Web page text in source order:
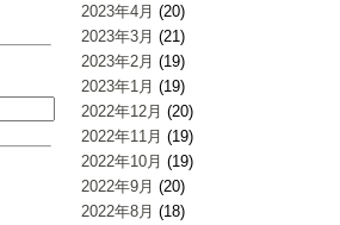
2023年4月 (20)
2023年3月 (21)
2023年2月 (19)
2023年1月 (19)
2022年12月 (20)
2022年11月 (19)
2022年10月 (19)
2022年9月 (20)
2022年8月 (18)